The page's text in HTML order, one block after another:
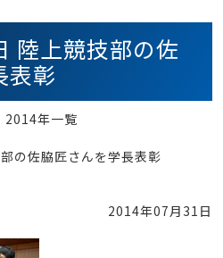
陸上競技部の佐
表彰
2014年一覧
の佐脇匠さんを学長表彰
2014年07月31日